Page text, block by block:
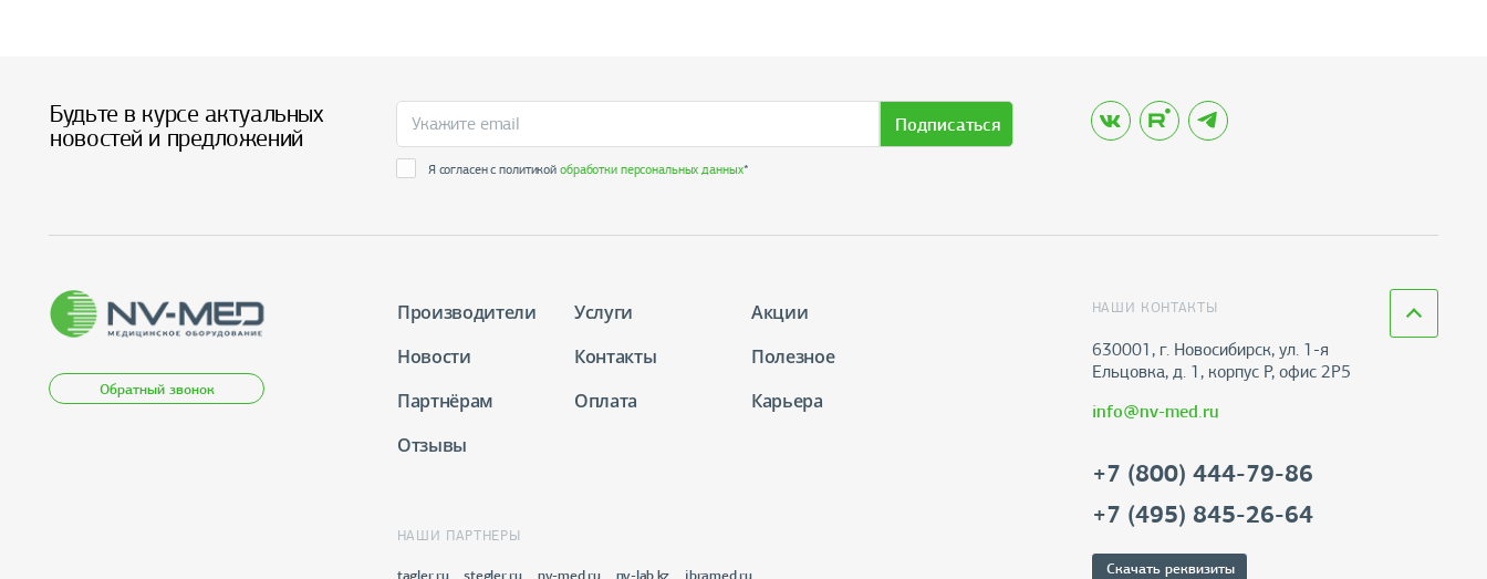
Будьте в курсе актуальных
новостей и предложений
Подписаться
Я согласен с политикойобработки персональных данных*
Обратный звонок
Производители Услуги
Акции
Новости
Контакты
Полезное
Партнёрам
Оплата
Карьера
Отзывы
НАШИ ПАРТНЕРЫ
tagler.ru stegler.ru nv-med.ru nv-lab.kz ibramed.ru
НАШИ КОНТАКТЫ
630001, г. Новосибирск, ул. 1-я
Ельцовка, д. 1, корпус Р, офис 2Р5
info@nv-med.ru
+7 (800) 444-79-86
+7 (495) 845-26-64
Скачать реквизиты